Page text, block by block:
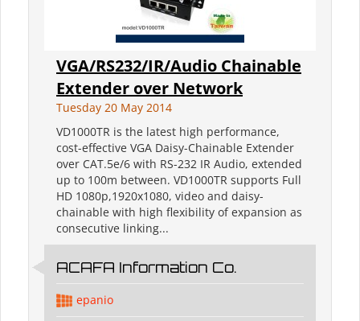
VGA/RS232/IR/Audio Chainable
Extender over Network
Tuesday 20 May 2014
VD1000TR is the latest high performance,
cost-effective VGA Daisy-Chainable Extender
over CAT.5e/6 with RS-232 IR Audio, extended
up to 100m between. VD1000TR supports Full
HD 1080p,1920x1080, video and daisy-
chainable with high flexibility of expansion as
consecutive linking...
ACAFA Information Co.
epanio